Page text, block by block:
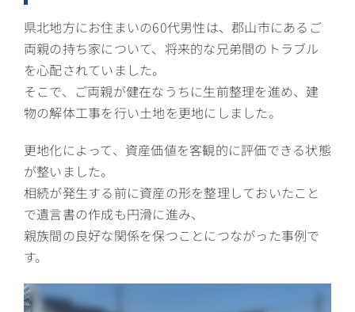
県北地方にお住まいの60代男性は、郡山市にあるご
両親の持ち家について、将来的な兄弟間のトラブル
を心配されていました。
そこで、ご両親が健在なうちに生前整理を進め、建
物の解体工事を行い土地を更地にしました。
更地化によって、資産価値を客観的に評価できる状態
が整いました。
相続が発生する前に資産の形を整理しておいたこと
で遺言書の作成も円滑に進み、
親族間の良好な関係を保つことにつながった事例で
す。